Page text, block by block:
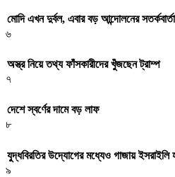
মোদি এখন দুর্বল, এবার বড় আন্দোলনের
৬
অস্ত্র নিয়ে তথ্য ফাঁসকারীদের খুঁজছেন ট্রাম্প
৭
দেশে স্বর্ণের দামে বড় লাফ
৮
যুদ্ধবিরতির উদ্যোগের মধ্যেও গাজায় ইসরাইলি
৯